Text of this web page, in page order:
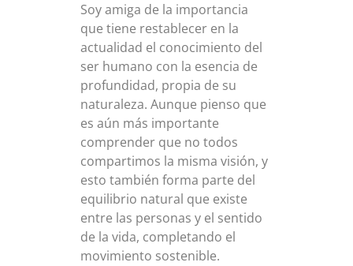
Soy amiga de la importancia
que tiene restablecer en la
actualidad el conocimiento del
ser humano con la esencia de
profundidad, propia de su
naturaleza. Aunque pienso que
es aún más importante
comprender que no todos
compartimos la misma visión, y
esto también forma parte del
equilibrio natural que existe
entre las personas y el sentido
de la vida, completando el
movimiento sostenible.